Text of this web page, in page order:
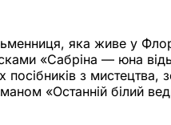
яка живе у
«Сабріна — юна
з
«Останній білий